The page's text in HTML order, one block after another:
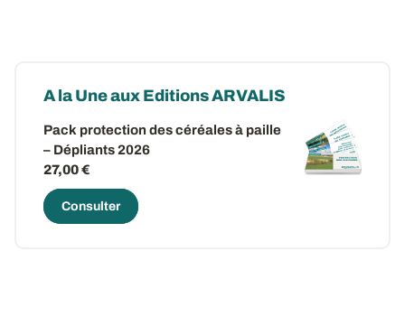
A la Une aux Editions ARVALIS
Pack protection des céréales à paille
– Dépliants 2026
27,00 €
Consulter